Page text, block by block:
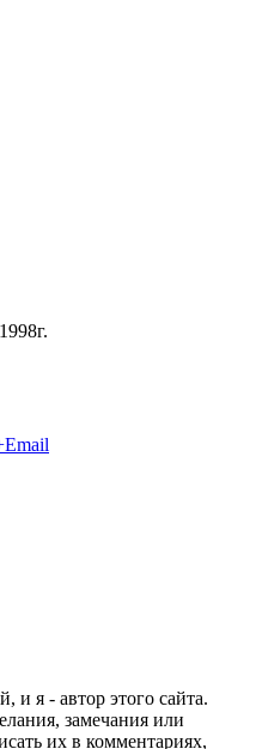
Email
и я - автор этого сайта.
замечания или
их в комментариях,